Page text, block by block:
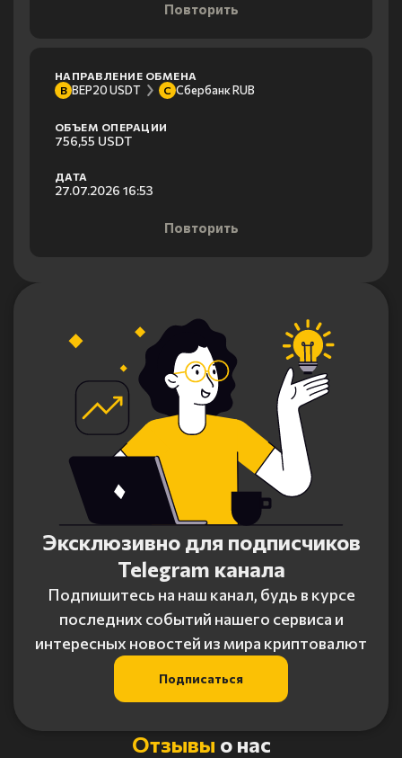
Повторить
НАПРАВЛЕНИЕ ОБМЕНА
B BEP20 USDT С Сбербанк RUB
ОБЪЕМ ОПЕРАЦИИ
756,55 USDT
ДАТА
27.07.2026 16:53
Повторить
Эксклюзивно для подписчиков
Telegram канала
Подпишитесь на наш канал, будь в курсе
последних событий нашего сервиса и
интересных новостей из мира криптовалют
Подписаться
Отзывы о нас